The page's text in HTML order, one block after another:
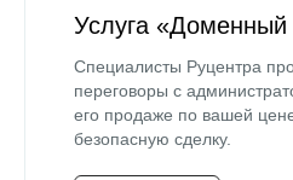
Услуга «Доменный
Специалисты Руцентра
переговоры с
его продаже по вашей
безопасную сделку.